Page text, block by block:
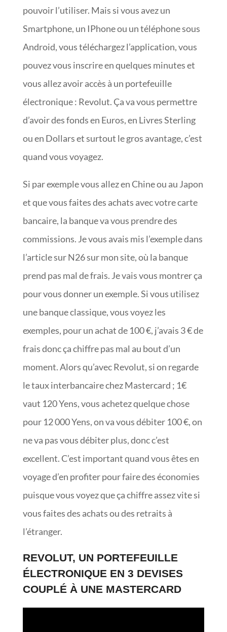
pouvoir l’utiliser. Mais si vous avez un
Smartphone, un IPhone ou un téléphone sous
Android, vous téléchargez l’application, vous
pouvez vous inscrire en quelques minutes et
vous allez avoir accès à un portefeuille
électronique : Revolut. Ça va vous permettre
d’avoir des fonds en Euros, en Livres Sterling
ou en Dollars et surtout le gros avantage, c’est
quand vous voyagez.
Si par exemple vous allez en Chine ou au Japon
et que vous faites des achats avec votre carte
bancaire, la banque va vous prendre des
commissions. Je vous avais mis l’exemple dans
l’article sur N26 sur mon site, où la banque
prend pas mal de frais. Je vais vous montrer ça
pour vous donner un exemple. Si vous utilisez
une banque classique, vous voyez les
exemples, pour un achat de 100 €, j’avais 3 € de
frais donc ça chiffre pas mal au bout d’un
moment. Alors qu’avec Revolut, si on regarde
le taux interbancaire chez Mastercard ; 1€
vaut 120 Yens, vous achetez quelque chose
pour 12 000 Yens, on va vous débiter 100 €, on
ne va pas vous débiter plus, donc c’est
excellent. C’est important quand vous êtes en
voyage d’en profiter pour faire des économies
puisque vous voyez que ça chiffre assez vite si
vous faites des achats ou des retraits à
l’étranger.
REVOLUT, UN PORTEFEUILLE
ÉLECTRONIQUE EN 3 DEVISES
COUPLÉ À UNE MASTERCARD